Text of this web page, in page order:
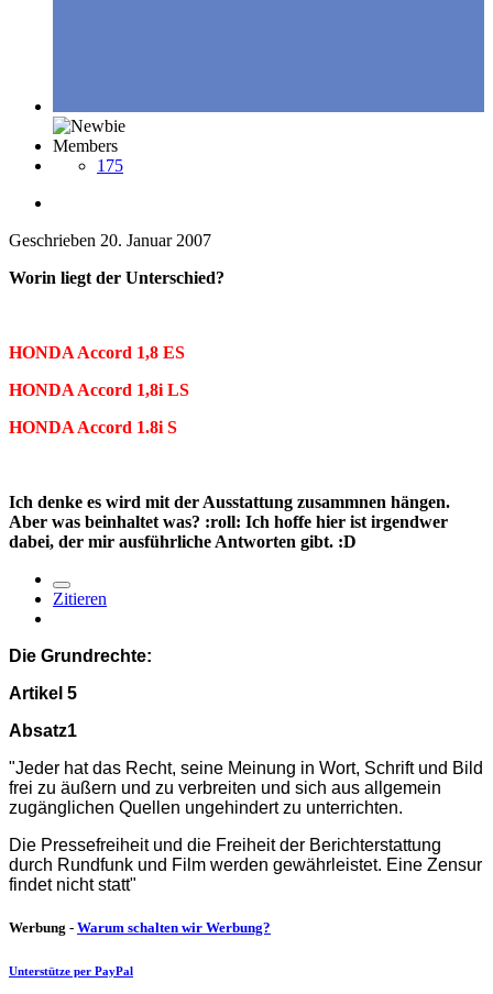
Members
175
Geschrieben 20. Januar 2007
Worin liegt der Unterschied?
HONDA Accord 1,8 ES
HONDA Accord 1,8i LS
HONDA Accord 1.8i S
Ich denke es wird mit der Ausstattung zusammnen hängen.
Aber was beinhaltet was? :roll: Ich hoffe hier ist irgendwer
dabei, der mir ausführliche Antworten gibt. :D
Zitieren
Die Grundrechte:
Artikel 5
Absatz1
"Jeder hat das Recht, seine Meinung in Wort, Schrift und Bild
frei zu äußern und zu verbreiten und sich aus allgemein
zugänglichen Quellen ungehindert zu unterrichten.
Die Pressefreiheit und die Freiheit der Berichterstattung
durch Rundfunk und Film werden gewährleistet. Eine Zensur
findet nicht statt"
Werbung - Warum schalten wir Werbung?
Unterstütze per PayPal